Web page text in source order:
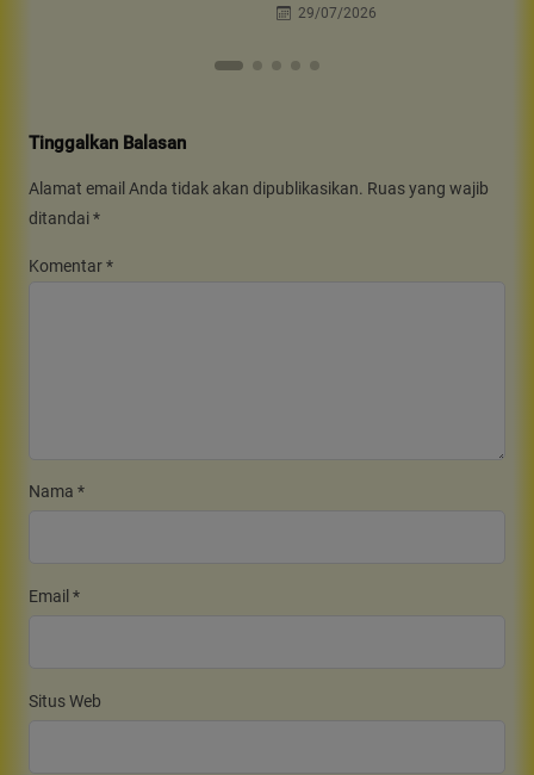
29/07/2026
Tinggalkan Balasan
Alamat email Anda tidak akan dipublikasikan. Ruas yang wajib
ditandai*
Komentar*
Nama *
Email *
Situs Web